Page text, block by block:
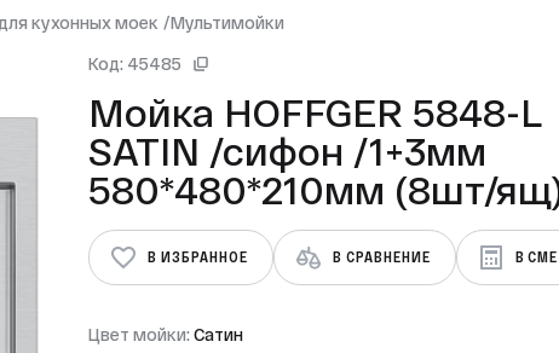
кухонных моек /Мультимойки
Код: 45485
Мойка HOFFGER 5848-L
SATIN /сифон /1+3мм
580*480*210мм (8шт/
В ИЗБРАННОЕ В СРАВНЕНИЕ В
Цвет мойки:Сатин